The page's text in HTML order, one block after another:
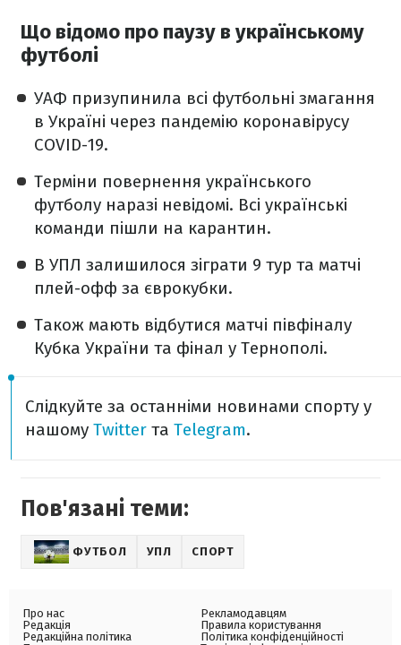
Що відомо про паузу в українському
футболі
УАФ призупинила всі футбольні змагання
в Україні через пандемію коронавірусу
COVID-19.
Терміни повернення українського
футболу наразі невідомі. Всі українські
команди пішли на карантин.
В УПЛ залишилося зіграти 9 тур та матчі
плей-офф за єврокубки.
Також мають відбутися матчі півфіналу
Кубка України та фінал у Тернополі.
Слідкуйте за останніми новинами спорту у
нашому Twitter та Telegram.
Пов'язані теми:
ФУТБОЛ УПЛ СПОРТ
Про нас
Редакція
Редакційна політика
Рекламодавцям
Правила користування
Політика конфіденційності